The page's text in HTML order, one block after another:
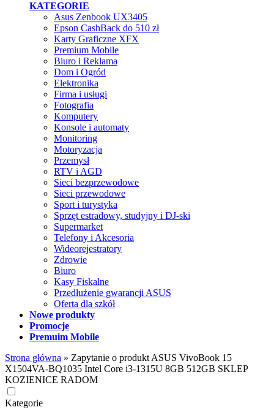
KATEGORIE
Asus Zenbook UX3405
Epson CashBack do 510 zł
Karty Graficzne XFX
Premium Mobile
Biuro i Reklama
Dom i Ogród
Elektronika
Firma i usługi
Fotografia
Komputery
Konsole i automaty
Monitoring
Motoryzacja
Przemysł
RTV i AGD
Sieci bezprzewodowe
Sieci przewodowe
Sport i turystyka
Sprzęt estradowy, studyjny i DJ-ski
Supermarket
Telefony i Akcesoria
Wideorejestratory
Zdrowie
Biuro
Kasy Fiskalne
Przedłużenie gwarancji ASUS
Oferta dla szkół
Nowe produkty
Promocje
Premuim Mobile
Strona główna » Zapytanie o produkt ASUS VivoBook 15
X1504VA-BQ1035 Intel Core i3-1315U 8GB 512GB SKLEP
KOZIENICE RADOM
Kategorie